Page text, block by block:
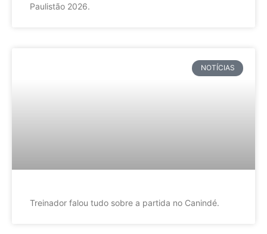
Paulistão 2026.
NOTÍCIAS
Treinador falou tudo sobre a partida no Canindé.